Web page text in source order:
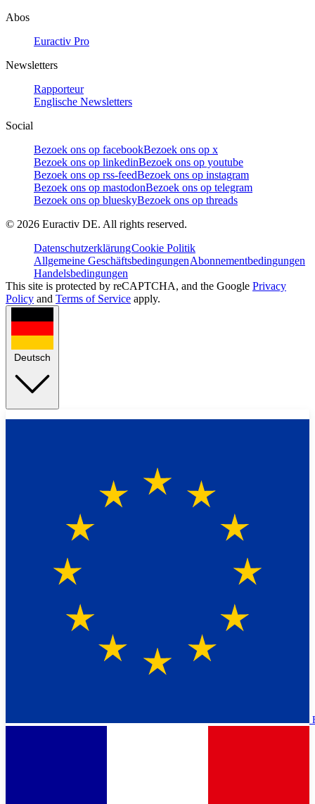
Abos
Euractiv Pro
Newsletters
Rapporteur
Englische Newsletters
Social
Bezoek ons op facebookBezoek ons op x
Bezoek ons op linkedinBezoek ons op youtube
Bezoek ons op rss-feedBezoek ons op instagram
Bezoek ons op mastodonBezoek ons op telegram
Bezoek ons op blueskyBezoek ons op threads
© 2026 Euractiv DE. All rights reserved.
DatenschutzerklärungCookie Politik
Allgemeine GeschäftsbedingungenAbonnementbedingungen
Handelsbedingungen
This site is protected by reCAPTCHA, and the Google Privacy
Policy and Terms of Service apply.
Deutsch